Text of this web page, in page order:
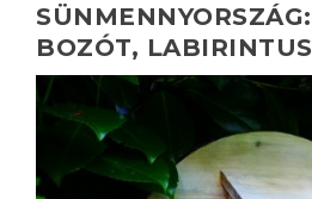
BOZÓT, LABIRINTUS